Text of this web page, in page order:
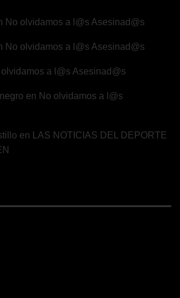
No olvidamos a l@s Asesinad@s
No olvidamos a l@s Asesinad@s
olvidamos a l@s Asesinad@s
en No olvidamos a l@s
en
LAS NOTICIAS DEL DEPORTE